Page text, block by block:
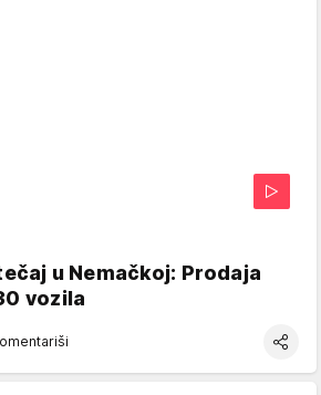
u Nemačkoj: Prodaja
vozila